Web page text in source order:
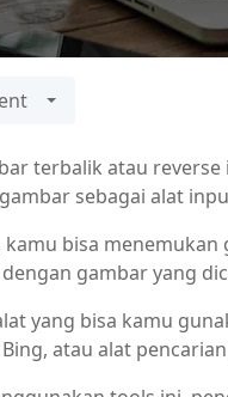
terbalik atau
sebagai alat
bisa
gambar yang
yang bisa kamu
atau alat